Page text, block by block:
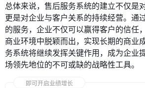
总体来说，售后服务系统的建立不仅是
更是对企业与客户关系的持续经营。通
的服务，企业不仅可以赢得客户的信任
商业环境中脱颖而出，实现长期的商业
务系统将继续发挥关键作用，成为企业
场领先地位的不可或缺的战略性工具。
即可开启业绩增长